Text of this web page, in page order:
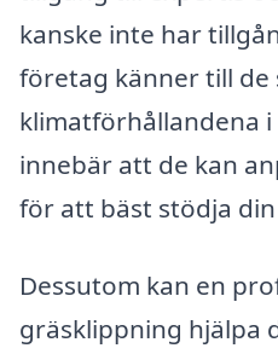
kanske inte har
företag känner till de
klimatförhållandena
innebär att de kan
för att bäst stödja
Dessutom kan en
gräsklippning hjälpa